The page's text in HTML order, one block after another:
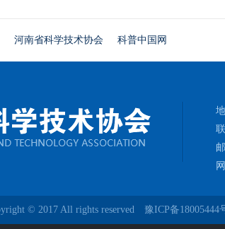
河南省科学技术协会 科普中国网
© 2017 All rights reserved 豫ICP备18005444